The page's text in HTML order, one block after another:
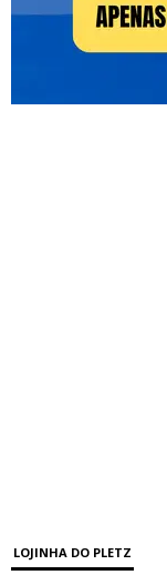
LOJINHA DO PLETZ